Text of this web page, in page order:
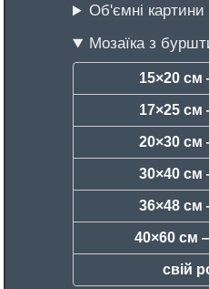
Об'ємні картини
Мозаїка з
15×20
17×25
20×30
30×40
36×48
40×60 см
свій